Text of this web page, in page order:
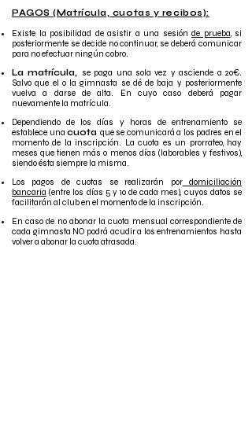
PAGOS (Matrícula, cuotas y recibos):
Existe la posibilidad de asistir a una sesión de prueba, si
posteriormente se decide no continuar, se deberá comunicar
para no efectuar ningún cobro.
La matrícula, se paga una sola vez y asciende a 20€.
Salvo que el o la gimnasta se dé de baja y posteriormente
vuelva a darse de alta. En cuyo caso deberá pagar
nuevamente la matrícula.
Dependiendo de los días y horas de entrenamiento se
establece una cuota que se comunicará a los padres en el
momento de la inscripción. La cuota es un prorrateo, hay
meses que tienen más o menos días (laborables y festivos),
siendo ésta siempre la misma.
Los pagos de cuotas se realizarán pordomiciliación
bancaria (entre los días 5 y 10 de cada mes), cuyos datos se
facilitarán al club en el momento de la inscripción.
En caso de no abonar la cuota mensual correspondiente de
cada gimnasta NO podrá acudir a los entrenamientos hasta
volver a abonar la cuota atrasada.